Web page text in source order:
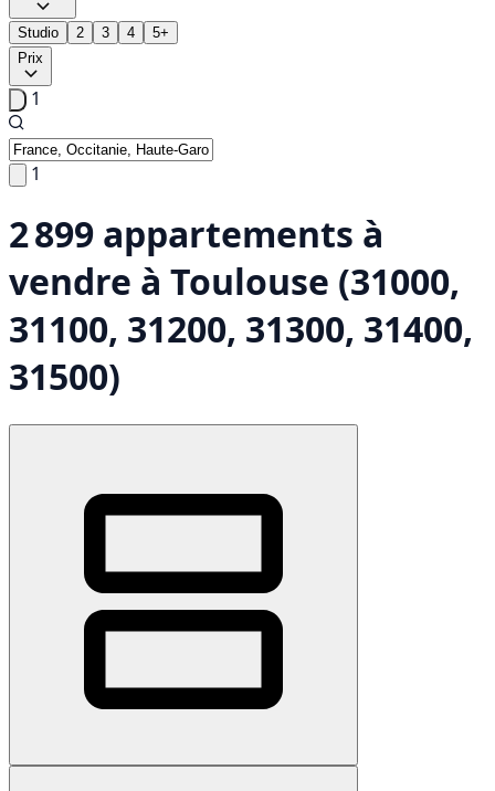
Studio 2 3 4
5+
Prix
1
1
2 899 appartements à
vendre à Toulouse (31000,
31100, 31200, 31300, 31400,
31500)